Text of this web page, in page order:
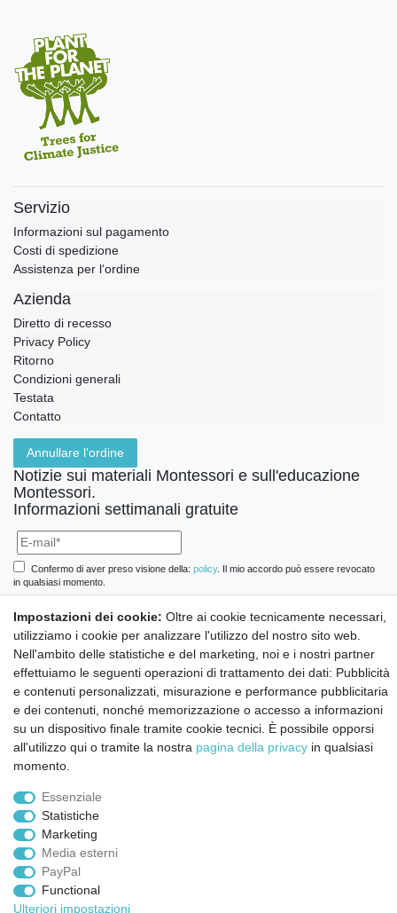
Servizio
Informazioni sul pagamento
Costi di spedizione
Assistenza per l‘ordine
Azienda
Diretto di recesso
Privacy Policy
Ritorno
Condizioni generali
Testata
Contatto
Annullare l'ordine
Notizie sui materiali Montessori e sull'educazione
Montessori.
Informazioni settimanali gratuite
Confermo di aver preso visione della: policy. Il mio accordo può essere revocato
in qualsiasi momento.
Iscriviti a
© Copyright 2026 | Tutti i diritti riservati.
Impostazioni dei cookie: Oltre ai cookie tecnicamente necessari,
utilizziamo i cookie per analizzare l'utilizzo del nostro sito web.
Nell'ambito delle statistiche e del marketing, noi e i nostri partner
effettuiamo le seguenti operazioni di trattamento dei dati: Pubblicità
e contenuti personalizzati, misurazione e performance pubblicitaria
e dei contenuti, nonché memorizzazione o accesso a informazioni
su un dispositivo finale tramite cookie tecnici. È possibile opporsi
all'utilizzo qui o tramite la nostra pagina della privacy in qualsiasi
momento.
Essenziale
Statistiche
Marketing
Media esterni
PayPal
Functional
Ulteriori impostazioni